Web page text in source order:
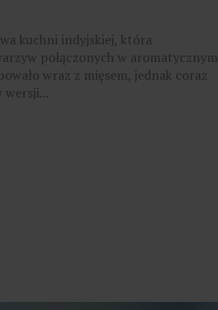
kuchni indyjskiej, która
połączonych w aromatycznym
wraz z mięsem, jednak coraz
wersji...